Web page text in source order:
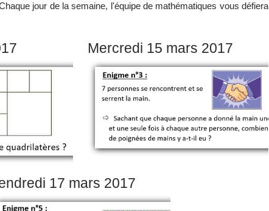
jour de la semaine, l'équipe de mathématiques vous défiera
Mercredi 15 mars 2017
17 mars 2017